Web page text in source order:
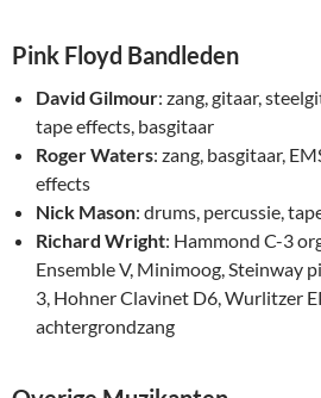
Pink Floyd Bandleden
David Gilmour: zang, gitaar,
tape effects, basgitaar
Roger Waters: zang, basgitaar,
effects
Nick Mason: drums, percussie,
Richard Wright: Hammond C-3
Ensemble V, Minimoog, Steinway
3, Hohner Clavinet D6, Wurlitzer
achtergrondzang